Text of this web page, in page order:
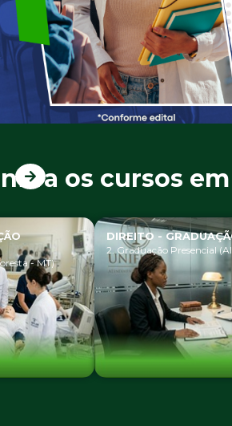
os cursos
- MT)
AGRONEGÓCIO -
PRESENCIAL
2. Graduação Presencial